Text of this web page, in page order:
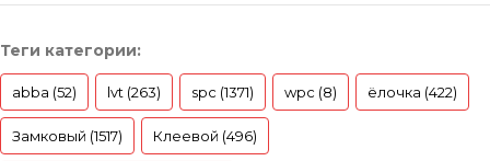
Теги категории:
abba (52) lvt (263) spc (1371) wpc (8) ёлочка (422)
Замковый (1517) Клеевой (496)